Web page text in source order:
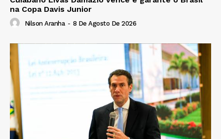
na Copa Davis Junior
Nilson Aranha - 8 De Agosto De 2026